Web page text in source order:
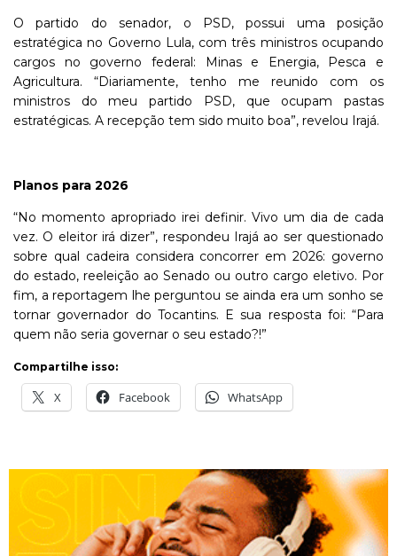
O partido do senador, o PSD, possui uma posição
estratégica no Governo Lula, com três ministros ocupando
cargos no governo federal: Minas e Energia, Pesca e
Agricultura. “Diariamente, tenho me reunido com os
ministros do meu partido PSD, que ocupam pastas
estratégicas. A recepção tem sido muito boa”, revelou Irajá.
Planos para 2026
“No momento apropriado irei definir. Vivo um dia de cada
vez. O eleitor irá dizer”, respondeu Irajá ao ser questionado
sobre qual cadeira considera concorrer em 2026: governo
do estado, reeleição ao Senado ou outro cargo eletivo. Por
fim, a reportagem lhe perguntou se ainda era um sonho se
tornar governador do Tocantins. E sua resposta foi: “Para
quem não seria governar o seu estado?!”
Compartilhe isso:
X Facebook WhatsApp